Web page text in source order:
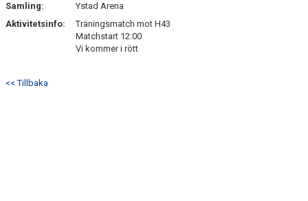
Samling:
Ystad Arena
Aktivitetsinfo:
Träningsmatch mot H43
Matchstart 12:00
Vi kommer i rött
<< Tillbaka